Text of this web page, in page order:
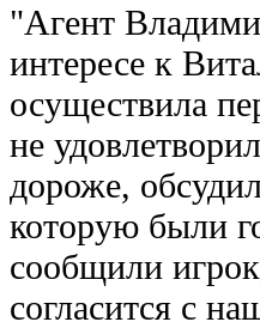
"Агент
интересе к
осуществила
не
дороже,
которую были
сообщили
согласится с